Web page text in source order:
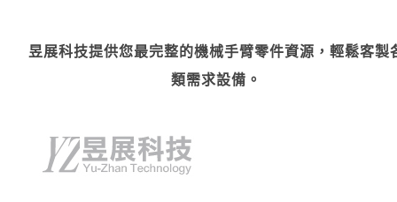
昱展科技提供您最完整的機械手臂零件資源，輕鬆客製
類需求設備。